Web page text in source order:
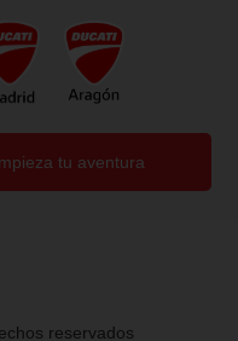
tu aventura
reservados